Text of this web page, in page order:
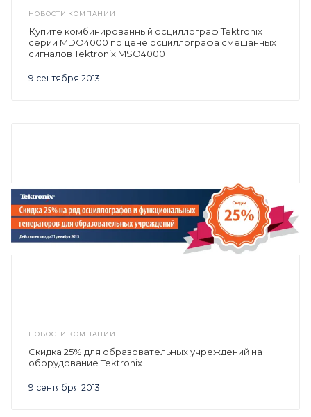
НОВОСТИ КОМПАНИИ
9 сентября 2013
Купите комбинированный осциллограф Tektronix
серии MDO4000 по цене осциллографа смешанных
сигналов Tektronix MSO4000
НОВОСТИ КОМПАНИИ
9 сентября 2013
Скидка 25% для образовательных учреждений на
оборудование Tektronix